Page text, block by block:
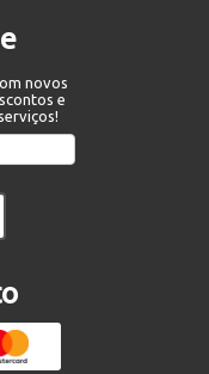
novos
e